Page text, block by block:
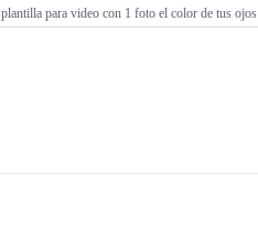
plantilla para video con 1 foto el color de tus ojos